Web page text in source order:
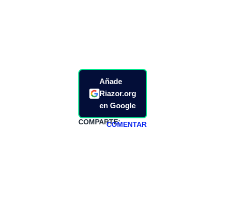
Añade
Riazor.org
en Google
COMPARTE:COMENTAR